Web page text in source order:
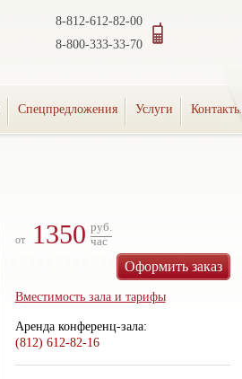
8-812-612-82-00
8-800-333-33-70
Спецпредложения Услуги Контакты
от1350 руб.
час
Оформить заказ
Вместимость зала и тарифы
Аренда конференц-зала:
(812) 612-82-16